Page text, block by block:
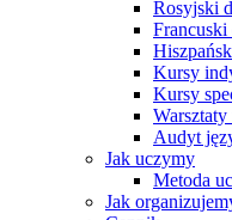
Rosyjski
Kursy
Kursy
Audyt
Jak uczymy
Metoda
Jak